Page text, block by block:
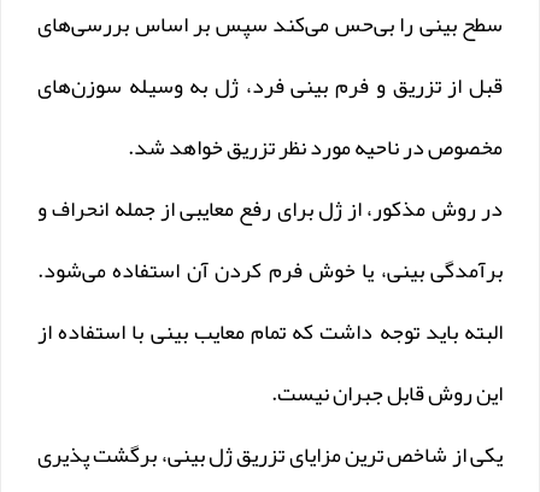
سطح بینی را بی‌حس می‌کند سپس بر اساس بررسی‌های
قبل از تزریق و فرم بینی فرد، ژل به وسیله سوزن‌های
مخصوص در ناحیه مورد نظر تزریق خواهد‌ شد.
در روش مذکور، از ژل برای رفع معایبی از جمله انحراف و
برآمدگی بینی، یا خوش فرم کردن آن استفاده می‌شود.
البته باید توجه داشت که تمام معایب بینی با استفاده از
این روش قابل جبران نیست.
یکی از شاخص ترین مزایای تزریق ژل بینی، برگشت‌ پذیری